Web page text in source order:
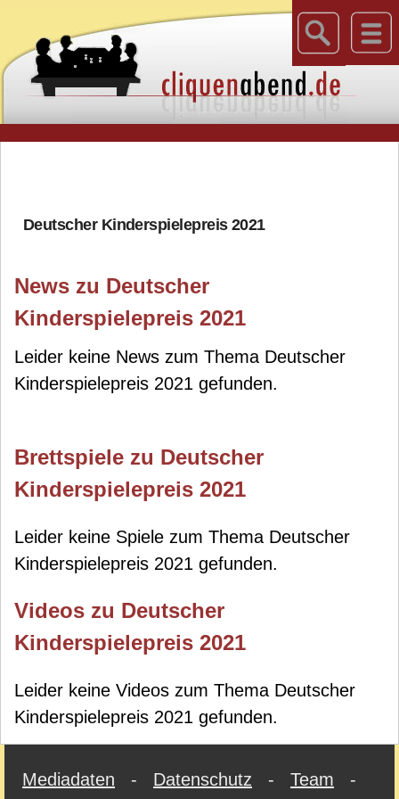
Deutscher Kinderspielepreis 2021
News zu Deutscher
Kinderspielepreis 2021
Leider keine News zum Thema Deutscher
Kinderspielepreis 2021 gefunden.
Brettspiele zu Deutscher
Kinderspielepreis 2021
Leider keine Spiele zum Thema Deutscher
Kinderspielepreis 2021 gefunden.
Videos zu Deutscher
Kinderspielepreis 2021
Leider keine Videos zum Thema Deutscher
Kinderspielepreis 2021 gefunden.
Mediadaten - Datenschutz - Team -